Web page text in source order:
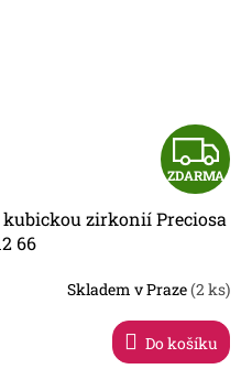
Z
D
A
R
ZDARMA
zirkonií Preciosa
66
Skladem v Praze(2 ks)
Do košíku